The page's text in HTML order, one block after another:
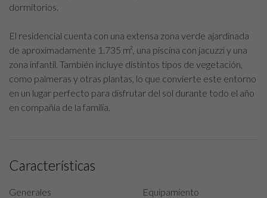
dormitorios.
El residencial cuenta con una extensa zona verde ajardinada
de aproximadamente 1.735 m², una piscina con jacuzzi y una
zona infantil. También incluye distintos tipos de vegetación,
como palmeras y otras plantas, lo que convierte este entorno
en un lugar perfecto para disfrutar del sol durante todo el año
en compañía de la familia.
Características
Generales
Equipamiento